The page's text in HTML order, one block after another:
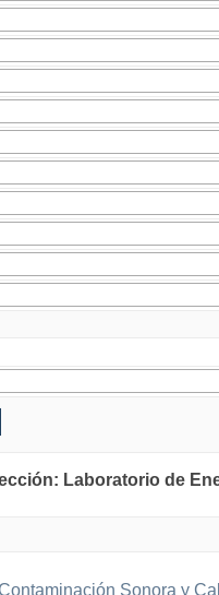
Laboratorio de
Sonora y